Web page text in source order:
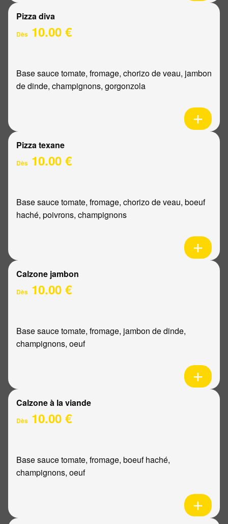
Pizza diva
Dès 10.00 €
Base sauce tomate, fromage, chorizo de veau, jambon
de dinde, champignons, gorgonzola
Pizza texane
Dès 10.00 €
Base sauce tomate, fromage, chorizo de veau, boeuf
haché, poivrons, champignons
Calzone jambon
Dès 10.00 €
Base sauce tomate, fromage, jambon de dinde,
champignons, oeuf
Calzone à la viande
Dès 10.00 €
Base sauce tomate, fromage, boeuf haché,
champignons, oeuf